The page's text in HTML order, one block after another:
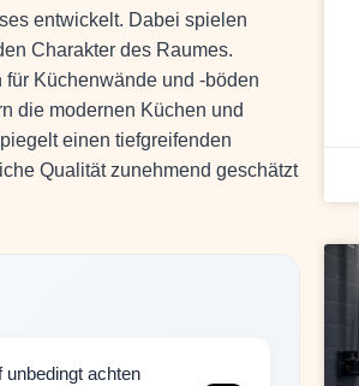
entwickelt. Dabei spielen
Charakter des Raumes.
Küchenwände und -böden
die modernen Küchen und
einen tiefgreifenden
Qualität zunehmend geschätzt
achten